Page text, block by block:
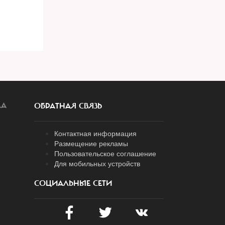
ОБРАТНАЯ СВЯЗЬ
Контактная информация
Размещение рекламы
Пользовательское соглашение
Для мобильных устройств
СОЦИАЛЬНЫЕ СЕТИ